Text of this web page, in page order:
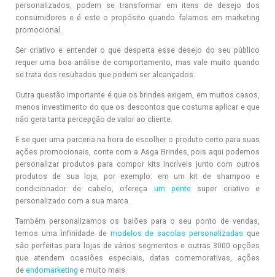
personalizados, podem se transformar em itens de desejo dos
consumidores e é este o propósito quando falamos em marketing
promocional.
Ser criativo e entender o que desperta esse desejo do seu público
requer uma boa análise de comportamento, mas vale muito quando
se trata dos resultados que podem ser alcançados.
Outra questão importante é que os brindes exigem, em muitos casos,
menos investimento do que os descontos que costuma aplicar e que
não gera tanta percepção de valor ao cliente.
E se quer uma parceria na hora de escolher o produto certo para suas
ações promocionais, conte com a Asga Brindes, pois aqui podemos
personalizar produtos para compor kits incríveis junto com outros
produtos de sua loja, por exemplo: em um kit de shampoo e
condicionador de cabelo, ofereça um pentesuper criativo e
personalizado com a sua marca.
Também personalizamos os balões para o seu ponto de vendas,
temos uma infinidade de modelos de sacolas personalizadas que
são perfeitas para lojas de vários segmentos e outras 3000 opções
que atendem ocasiões especiais, datas comemorativas, ações
de endomarketing e muito mais.